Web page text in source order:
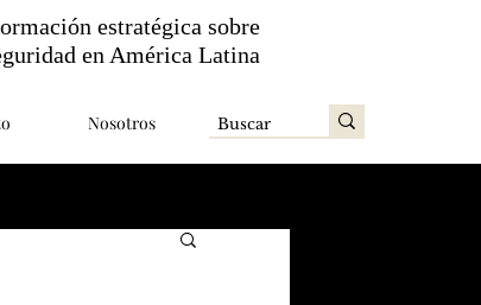
Nosotros
estratégica sobre
en América Latina